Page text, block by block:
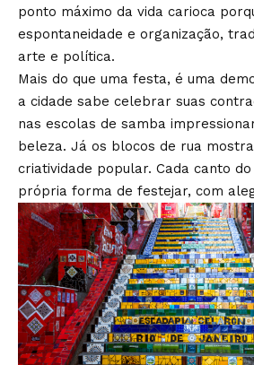
ponto máximo da vida carioca
espontaneidade e organização,
arte e política.
Mais do que uma festa, é uma
a cidade sabe celebrar suas
nas escolas de samba
beleza. Já os blocos de rua
criatividade popular. Cada canto
própria forma de festejar, com